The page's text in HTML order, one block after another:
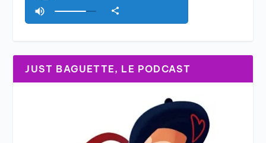
JUST BAGUETTE, LE PODCAST